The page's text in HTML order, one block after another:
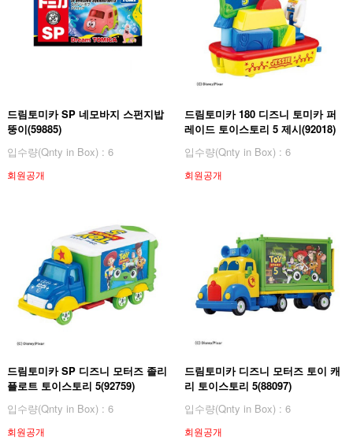
드림토미카 SP 네모바지 스펀지밥
뚱이(59885)
입수량(Qnty in Box) : 6
회원공개
드림토미카 180 디즈니 토미카 퍼
레이드 토이스토리 5 제시(92018)
입수량(Qnty in Box) : 6
회원공개
드림토미카 SP 디즈니 모터즈 졸리
플로트 토이스토리 5(92759)
입수량(Qnty in Box) : 6
회원공개
드림토미카 디즈니 모터즈 토이 캐
리 토이스토리 5(88097)
입수량(Qnty in Box) : 6
회원공개